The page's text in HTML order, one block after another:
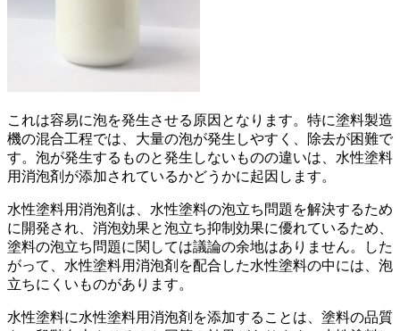
これは容易に泡を発生させる原因となります。特に塗料製造
機の混合工程では、大量の泡が発生しやすく、除去が困難で
す。泡が発生するものと発生しないものの違いは、水性塗料
用消泡剤が添加されているかどうかに起因します。
水性塗料用消泡剤は、水性塗料の泡立ち問題を解決するため
に開発され、消泡効果と泡立ち抑制効果に優れているため、
塗料の泡立ち問題に関しては議論の余地はありません。した
がって、水性塗料用消泡剤を配合した水性塗料の中には、泡
立ちにくいものがあります。
水性塗料に水性塗料用消泡剤を添加することは、塗料の品質